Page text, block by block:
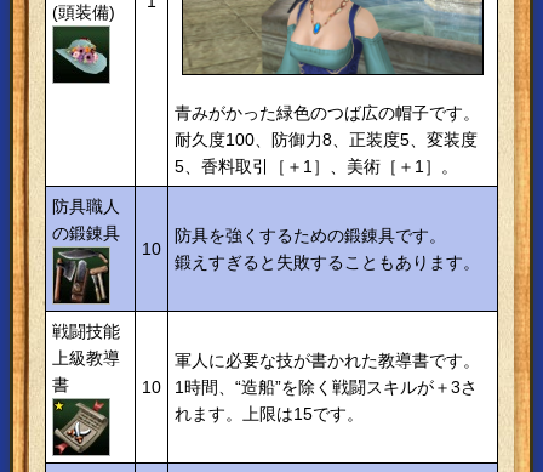
(頭装備)
青みがかった緑色のつば広の帽子です。
耐久度100、防御力8、正装度5、変装度
5、香料取引［＋1］、美術［＋1］。
防具職人
の鍛錬具
10
防具を強くするための鍛錬具です。
鍛えすぎると失敗することもあります。
戦闘技能
上級教導
書
10
軍人に必要な技が書かれた教導書です。
1時間、“造船”を除く戦闘スキルが＋3さ
れます。上限は15です。